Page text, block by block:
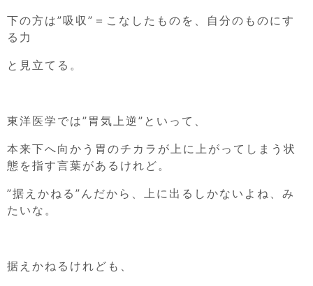
下の方は”吸収”＝こなしたものを、自分のものにす
る力
と見立てる。
東洋医学では”胃気上逆”といって、
本来下へ向かう胃のチカラが上に上がってしまう状
態を指す言葉があるけれど。
”据えかねる”んだから、上に出るしかないよね、み
たいな。
据えかねるけれども、